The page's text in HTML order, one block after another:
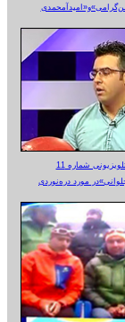
شماره 11
مورد دره‌نوردی